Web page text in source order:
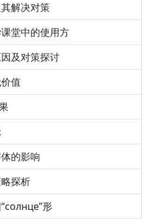
解决对策
堂中的使用方
及对策探讨
值
的影响
探析
形